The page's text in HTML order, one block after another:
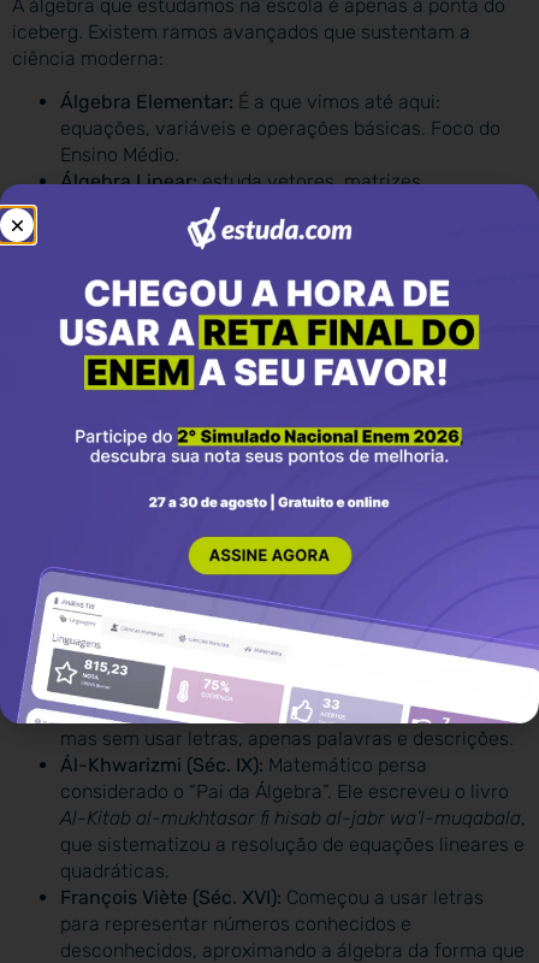
A álgebra que estudamos na escola é apenas a ponta do
iceberg. Existem ramos avançados que sustentam a
ciência moderna:
Álgebra Elementar: É a que vimos até aqui:
equações, variáveis e operações básicas. Foco do
Ensino Médio.
Álgebra Linear:estuda vetores, matrizes,
transformações lineares e sistemas de equações
lineares. É a base da computação gráfica e da
isso na faculdade.
Álgebra Booleana:Trabalha apenas com valores
binários (Verdadeiro/Falso ou 0/1). É o fundamento
dos circuitos lógicos de computadores e da
programação.
anéis e corpos. É usada na criptografia moderna para
proteger seus dados bancários e mensagens de
WhatsApp.
História da álgebra
A palavra “álgebra” vem do árabeal-jabr, que significa
“reintegração” ou “reunião de partes quebradas”.
Babilônia e Egito Antigo:Já resolviam problemas
que hoje classificaríamos como equações de 2º grau,
mas sem usar letras, apenas palavras e descrições.
Ál-Khwarizmi (Séc. IX): Matemático persa
considerado o “Pai da Álgebra”. Ele escreveu o livro
Al-Kitab al-mukhtasar fi hisab al-jabr wa’l-muqabala
que sistematizou a resolução de equações lineares e
quadráticas.
François Viète (Séc. XVI): Começou a usar letras
para representar números conhecidos e
desconhecidos, aproximando a álgebra da forma que